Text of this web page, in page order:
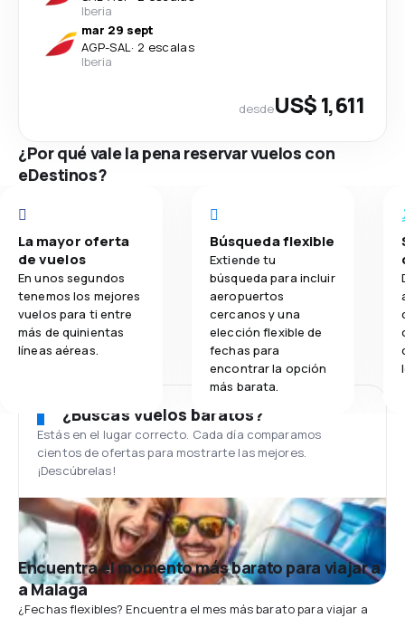
Iberia
mar 29 sept
AGP-SAL· 2 escalas
Iberia
desdeUS$ 1,611
¿Por qué vale la pena reservar vuelos con
eDestinos?
La mayor oferta
de vuelos
En unos segundos
tenemos los mejores
vuelos para ti entre
más de quinientas
líneas aéreas.
Búsqueda flexible
Extiende tu
búsqueda para incluir
aeropuertos
cercanos y una
elección flexible de
fechas para
encontrar la opción
más barata.
¿Buscas vuelos baratos?
Estás en el lugar correcto. Cada día comparamos
cientos de ofertas para mostrarte las mejores.
¡Descúbrelas!
Encuentra el momento más barato para viajar a
a Malaga
¿Fechas flexibles? Encuentra el mes más barato para viajar a